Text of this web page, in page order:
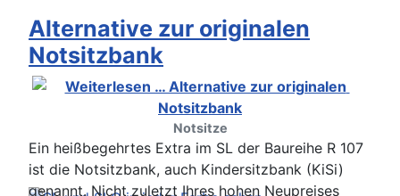
Alternative zur originalen
Notsitzbank
Notsitze
Ein heißbegehrtes Extra im SL der Baureihe R 107
ist die Notsitzbank, auch Kindersitzbank (KiSi)
genannt. Nicht zuletzt Ihres hohen Neupreises